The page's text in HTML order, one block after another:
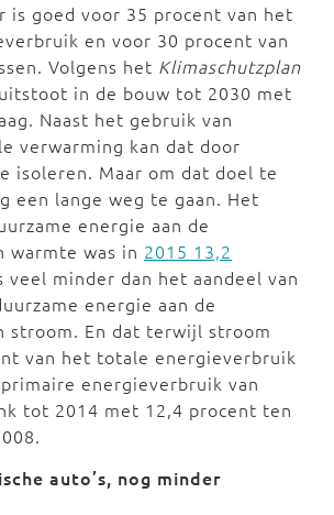
is goed voor 35 procent van het
en voor 30 procent van
Volgens het Klimaschutzplan
in de bouw tot 2030 met
Naast het gebruik van
verwarming kan dat door
isoleren. Maar om dat doel te
een lange weg te gaan. Het
energie aan de
warmte was in 2015 13,2
veel minder dan het aandeel van
energie aan de
stroom. En dat terwijl stroom
van het totale energieverbruik
energieverbruik van
tot 2014 met 12,4 procent ten
auto’s, nog minder